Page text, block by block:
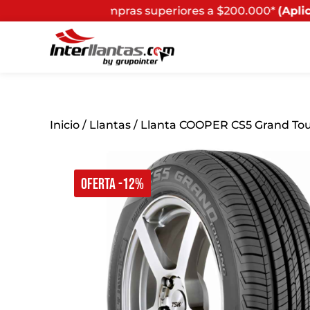
superiores a $200.000*(Aplican Términos y
OFERTA -12%
Inicio / Llantas / Llanta COOPER CS5 Grand